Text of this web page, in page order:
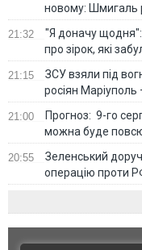
новому: Шмигаль
21:32
"Я доначу
про зірок, які
21:15
ЗСУ взяли під
росіян
21:00
Прогноз: 9-го
можна буде
20:55
Зеленський
операцію проти